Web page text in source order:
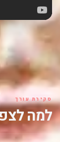
סקירת עורך
למה